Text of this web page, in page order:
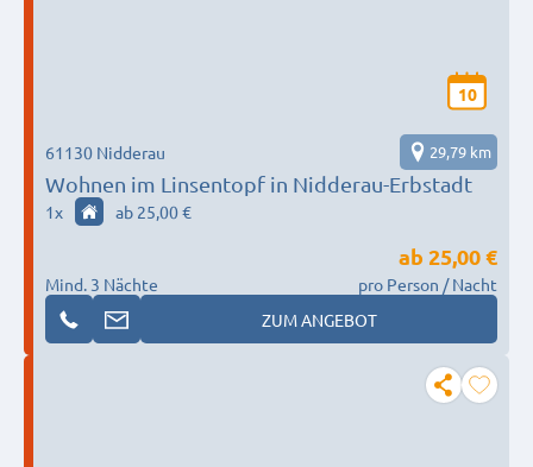
10
Wohnen im Linsentopf in Nidderau-Erbstadt
61130 Nidderau 29,79 km
1x ab 25,00 €
Mind. 3 Nächte
ab 25,00 €
pro Person / Nacht
ZUM ANGEBOT